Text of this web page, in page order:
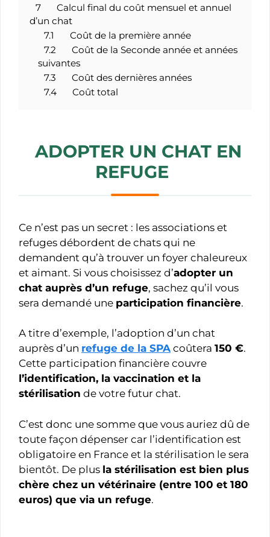
7
Calcul final du coût mensuel et annuel
d’un chat
7.1
Coût de la première année
7.2
Coût de la Seconde année et années
suivantes
7.3
Coût des dernières années
7.4
Coût total
ADOPTER UN CHAT EN
REFUGE
Ce n’est pas un secret : les associations et
refuges débordent de chats qui ne
demandent qu’à trouver un foyer chaleureux
et aimant. Si vous choisissez d’adopter un
chat auprès d’un refuge, sachez qu’il vous
sera demandé une participation financière.
A titre d’exemple, l’adoption d’un chat
auprès d’un refuge de la SPA coûtera 150 €.
Cette participation financière couvre
l’identification, la vaccination et la
stérilisation de votre futur chat.
C’est donc une somme que vous auriez dû de
toute façon dépenser car l’identification est
obligatoire en France et la stérilisation le sera
bientôt. De plus la stérilisation est bien plus
chère chez un vétérinaire (entre 100 et 180
euros) que via un refuge.